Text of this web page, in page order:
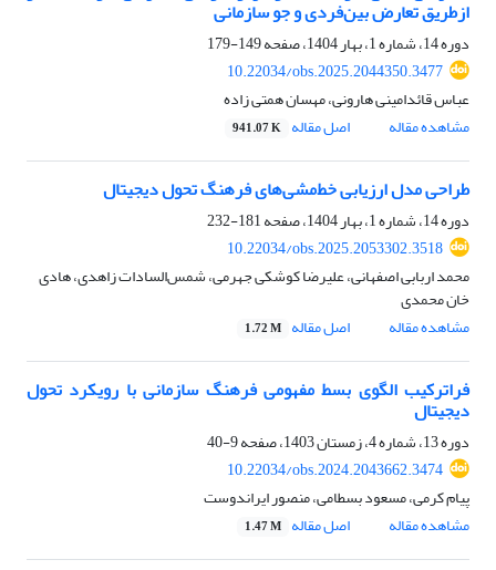
ازطریق تعارض بین‌فردی و جو سازمانی
دوره 14، شماره 1، بهار 1404، صفحه
149-179
10.22034/obs.2025.2044350.3477
عباس قائدامینی هارونی، مهسان همتی زاده
مشاهده مقاله
اصل مقاله 941.07 K
طراحی مدل ارزیابی خط‌مشی‌های فرهنگ تحول دیجیتال
دوره 14، شماره 1، بهار 1404، صفحه
181-232
10.22034/obs.2025.2053302.3518
محمد اربابی اصفهانی، علیرضا کوشکی جهرمی، شمس‌السادات زاهدی، هادی
خان محمدی
مشاهده مقاله
اصل مقاله 1.72 M
فراترکیب الگوی بسط مفهومی فرهنگ سازمانی با رویکرد تحول
دیجیتال
دوره 13، شماره 4، زمستان 1403، صفحه
9-40
10.22034/obs.2024.2043662.3474
پیام کرمی، مسعود بسطامی، منصور ایراندوست
مشاهده مقاله
اصل مقاله 1.47 M